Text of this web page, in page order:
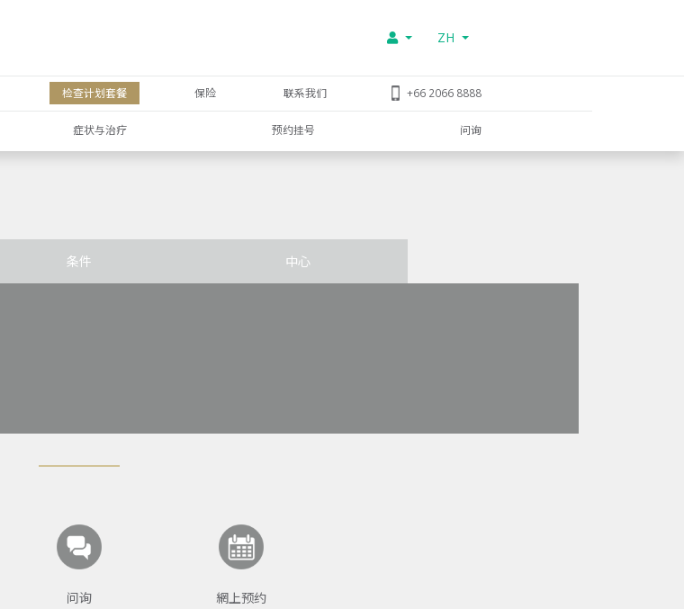
ZH
检查计划套餐 保险 联系我们 +66 2066 8888
症状与治疗 预约挂号 问询
条件 中心
问询 網上预约